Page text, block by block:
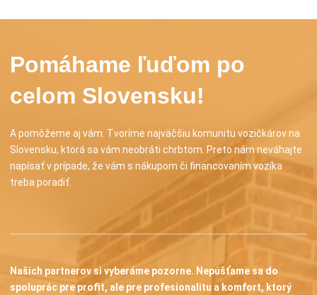
Pomáhame ľuďom po
celom Slovensku!
A pomôžeme aj vám. Tvoríme najväčšiu komunitu vozičkárov na
Slovensku, ktorá sa vám neobráti chrbtom. Preto nám neváhajte
napísať v prípade, že vám s nákupom či financovaním vozíka
treba poradiť.
Našich partnerov si vyberáme pozorne. Nepúšťame sa do
spoluprác pre profit, ale pre profesionalitu a komfort, ktorý